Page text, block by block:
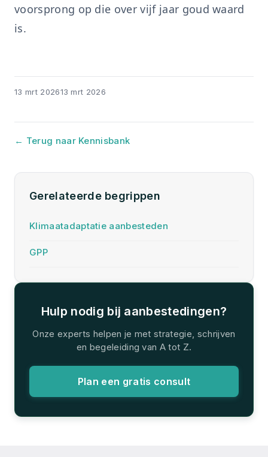
voorsprong op die over vijf jaar goud waard
is.
← Terug naar Kennisbank
13 mrt 202613 mrt 2026
Gerelateerde begrippen
Klimaatadaptatie aanbesteden
GPP
Hulp nodig bij aanbestedingen?
Onze experts helpen je met strategie, schrijven
en begeleiding van A tot Z.
Plan een gratis consult